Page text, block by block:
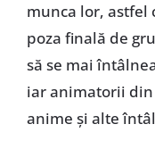
munca lor, astfel
poza finală de
să se mai
iar animatorii din
anime şi alte